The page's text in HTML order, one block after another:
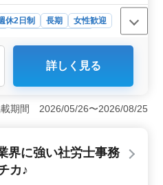
休2日制 長期
女性歓迎
雇用や完全週休2日制を導入
ています。女性や年齢に関
ンドの方々を歓迎してお
います。 ＜業務充実＞
用管理、人材育成、労務ト
詳しく見る
期間 2026/05/26〜2026/08/25
界に強い社労士事務
カ♪